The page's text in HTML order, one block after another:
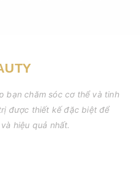
yêu cầu nào?
bạn chăm sóc cơ thể và tinh
được thiết kế đặc biệt để
hiệu quả nhất.